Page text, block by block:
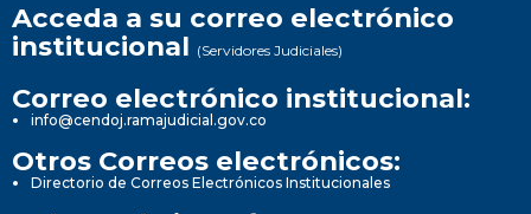
Acceda a su correo electrónico
institucional (Servidores Judiciales)
Correo electrónico institucional:
info@cendoj.ramajudicial.gov.co
Otros Correos electrónicos:
Directorio de Correos Electrónicos Institucionales